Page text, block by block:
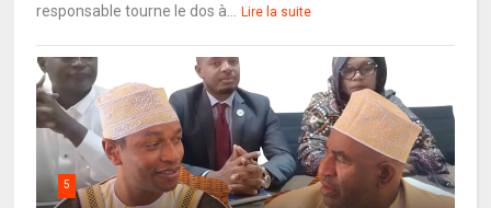
responsable tourne le dos à...
Lire la suite
5